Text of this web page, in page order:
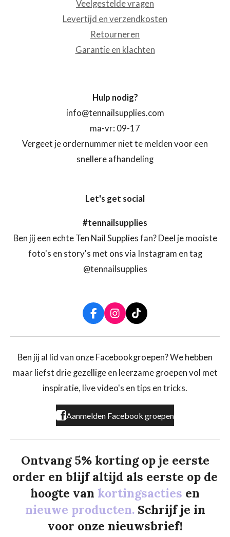
Veelgestelde vragen
Levertijd en verzendkosten
Retourneren
Garantie en klachten
Hulp nodig?
info@tennailsupplies.com
ma-vr: 09-17
Vergeet je ordernummer niet te melden voor een
snellere afhandeling
Let's get social
#tennailsupplies
Ben jij een echte Ten Nail Supplies fan? Deel je mooiste
foto's en story's met ons via Instagram en tag
@tennailsupplies
F
a
c
b
o
k
I
n
s
a
r
a
T
i
k
o
Ben jij al lid van onze Facebookgroepen? We hebben
maar liefst drie gezellige en leerzame groepen vol met
inspiratie, live video's en tips en tricks.
Aanmelden Facebook groepen
Ontvang 5% korting op je eerste
order en blijf altijd als eerste op de
hoogte van kortingsacties en
nieuwe producten. Schrijf je in
voor onze nieuwsbrief!